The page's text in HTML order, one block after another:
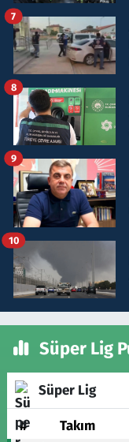
7
8
9
10
Süper Lig
Süper Lig
# Takım